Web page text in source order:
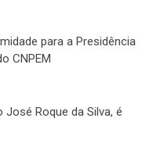
para a Presidência
CNPEM
José Roque da Silva, é